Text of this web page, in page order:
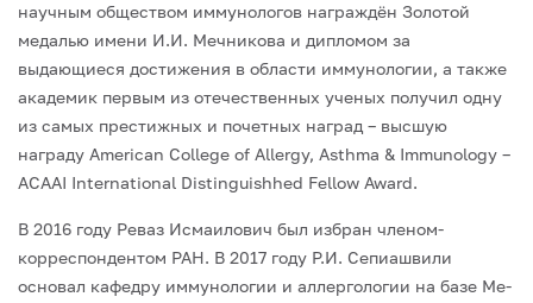
научным обществом иммунологов награждён Золотой
медалью имени И.И. Мечникова и дипломом за
выдающиеся достижения в области иммунологии, а также
академик первым из от­ечественных ученых получил одну
из самых престижных и почетных наград – выс­шую
награду American Сollege of Allergy, Asthma & Immunology –
ACAAI International Distinguishhed Fellow Award.
В 2016 году Реваз Исмаилович был избран членом-
корреспондентом РАН. В 2017 году Р.И. Сепиашвили
основал кафедру иммунологии и аллергологии на базе Ме­